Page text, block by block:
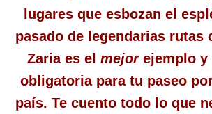
lugares que esbozan el
pasado de legendarias rutas
Zaria es el mejorejemplo y
obligatoria para tu paseo
país. Te cuento todo lo que